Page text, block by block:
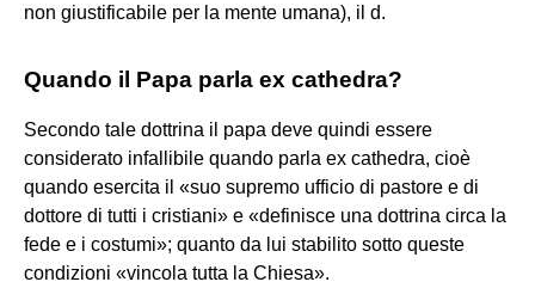
non giustificabile per la mente umana), il d.
Quando il Papa parla ex cathedra?
Secondo tale dottrina il papa deve quindi essere
considerato infallibile quando parla ex cathedra, cioè
quando esercita il «suo supremo ufficio di pastore e di
dottore di tutti i cristiani» e «definisce una dottrina circa la
fede e i costumi»; quanto da lui stabilito sotto queste
condizioni «vincola tutta la Chiesa».